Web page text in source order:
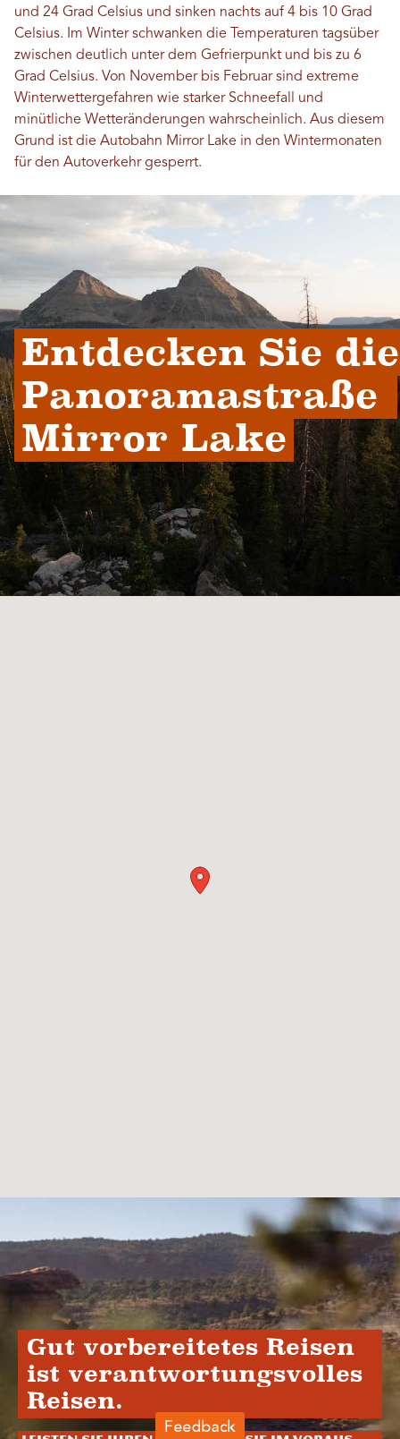
und 24 Grad Celsius und sinken nachts auf 4 bis 10 Grad
Celsius. Im Winter schwanken die Temperaturen tagsüber
zwischen deutlich unter dem Gefrierpunkt und bis zu 6
Grad Celsius. Von November bis Februar sind extreme
Winterwettergefahren wie starker Schneefall und
minütliche Wetteränderungen wahrscheinlich. Aus diesem
Grund ist die Autobahn Mirror Lake in den Wintermonaten
für den Autoverkehr gesperrt.
Entdecken Sie die
Panoramastraße
Mirror Lake
Gut vorbereitetes Reisen
ist verantwortungsvolles
Reisen.